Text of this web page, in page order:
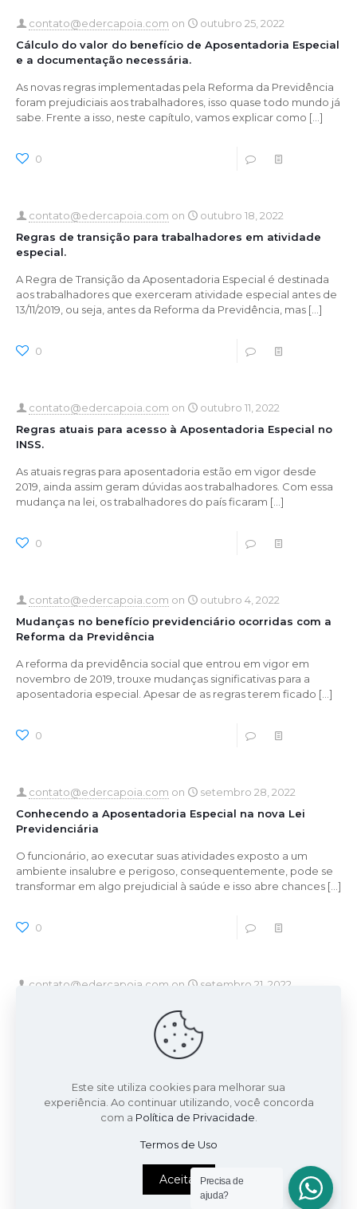
contato@edercapoia.com on
outubro 25, 2022
Cálculo do valor do benefício de Aposentadoria Especial
e a documentação necessária.
As novas regras implementadas pela Reforma da Previdência
foram prejudiciais aos trabalhadores, isso quase todo mundo já
sabe. Frente a isso, neste capítulo, vamos explicar como […]
0
contato@edercapoia.com on
outubro 18, 2022
Regras de transição para trabalhadores em atividade
especial.
A Regra de Transição da Aposentadoria Especial é destinada
aos trabalhadores que exerceram atividade especial antes de
13/11/2019, ou seja, antes da Reforma da Previdência, mas […]
0
contato@edercapoia.com on
outubro 11, 2022
Regras atuais para acesso à Aposentadoria Especial no
INSS.
As atuais regras para aposentadoria estão em vigor desde
2019, ainda assim geram dúvidas aos trabalhadores. Com essa
mudança na lei, os trabalhadores do país ficaram […]
0
contato@edercapoia.com on
outubro 4, 2022
Mudanças no benefício previdenciário ocorridas com a
Reforma da Previdência
A reforma da previdência social que entrou em vigor em
novembro de 2019, trouxe mudanças significativas para a
aposentadoria especial. Apesar de as regras terem ficado […]
0
contato@edercapoia.com on
setembro 28, 2022
Conhecendo a Aposentadoria Especial na nova Lei
Previdenciária
O funcionário, ao executar suas atividades exposto a um
ambiente insalubre e perigoso, consequentemente, pode se
transformar em algo prejudicial à saúde e isso abre chances […]
0
contato@edercapoia.com on
setembro 21, 2022
dos níveis de ruído em atividade para aposentadoria
A aposentadoria especial é uma modalidade pensada pelo
mais cedo, devido a certas condições do trabalho e do
6 Next page
Este site utiliza cookies para melhorar sua
experiência. Ao continuar utilizando, você concorda
com a Política de Privacidade
Termos de Uso
Aceitar
Precisa de
ajuda?